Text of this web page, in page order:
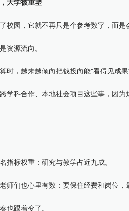
大学被重塑
园，它就不再只是个参考数字，而是
源流向。
，越来越倾向把钱投向能“看得见成
科合作、本地社会项目这些事，因为
标权重：研究与教学占近九成。
们也心里有数：要保住经费和岗位，
跟着变了。